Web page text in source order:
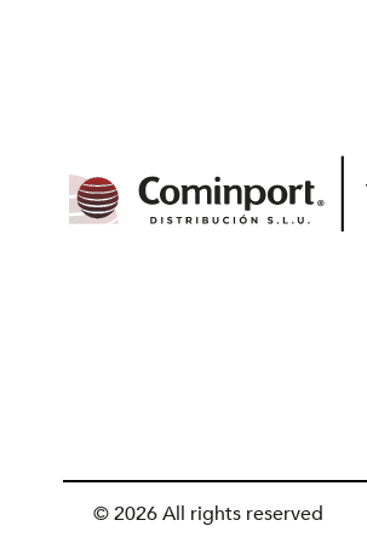
© 2026 All rights reserved